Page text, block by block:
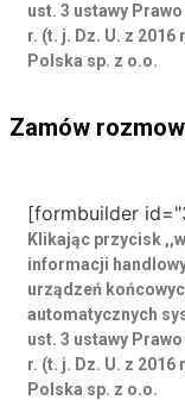
ust. 3 ustawy
r. (t. j. Dz. U. z
Polska sp. z o.o.
Zamów
[formbuilder
Klikając przycisk
informacji
urządzeń
automatycznych
ust. 3 ustawy
r. (t. j. Dz. U. z
Polska sp. z o.o.